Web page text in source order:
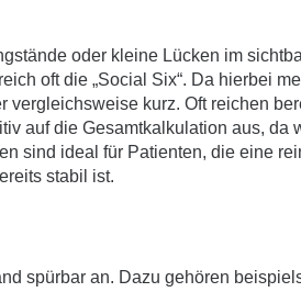
oder kleine Lücken im
oft die „Social Six“. Da hierbei
kurz. Oft reichen
auf die Gesamtkalkulation aus, da
sind ideal für Patienten, die eine
stabil ist.
spürbar an. Dazu gehören